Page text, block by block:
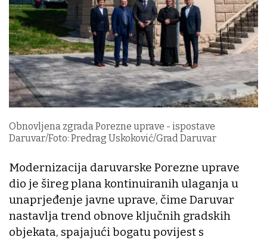
Obnovljena zgrada Porezne uprave - ispostave
Daruvar/Foto: Predrag Uskoković/Grad Daruvar
Modernizacija daruvarske Porezne uprave
dio je šireg plana kontinuiranih ulaganja u
unaprjeđenje javne uprave, čime Daruvar
nastavlja trend obnove ključnih gradskih
objekata, spajajući bogatu povijest s